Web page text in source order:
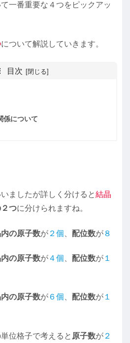
一番重要な４つをピックアッ
について解説していきます。
目次
係について
ましたが詳しく分けると結晶
つに分けられますね。
の原子数が ２個 配位数が８
の原子数が４個 配位数が １
の原子数が ６個、 配位数が １
位格子で考えると 原子数が ２